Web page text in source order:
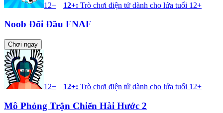
12+ 12+: Trò chơi điện tử dành cho lứa tuổi 12+
Noob Đối Đầu FNAF
Chơi ngay
12+ 12+: Trò chơi điện tử dành cho lứa tuổi 12+
Mô Phỏng Trận Chiến Hài Hước 2